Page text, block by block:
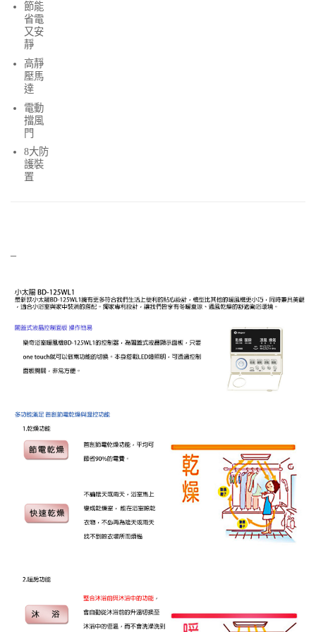
節能
省電
又安
靜
高靜
壓馬
達
電動
擋風
門
8大防
護裝
置
–